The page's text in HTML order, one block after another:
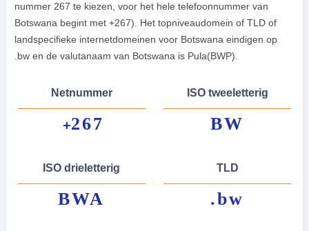
nummer 267 te kiezen, voor het hele telefoonnummer van
Botswana begint met +267). Het topniveaudomein of TLD of
landspecifieke internetdomeinen voor Botswana eindigen op
.bw en de valutanaam van Botswana is Pula(BWP).
Netnummer
+267
ISO tweeletterig
BW
ISO drieletterig
BWA
TLD
.bw